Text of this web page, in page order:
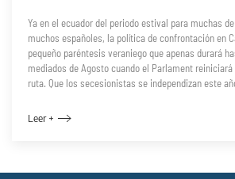
Ya en el ecuador del periodo estival para muchas
muchos españoles, la política de confrontación en
pequeño paréntesis veraniego que apenas durará
mediados de Agosto cuando el Parlament
ruta. Que los secesionistas se independizan este
Leer +